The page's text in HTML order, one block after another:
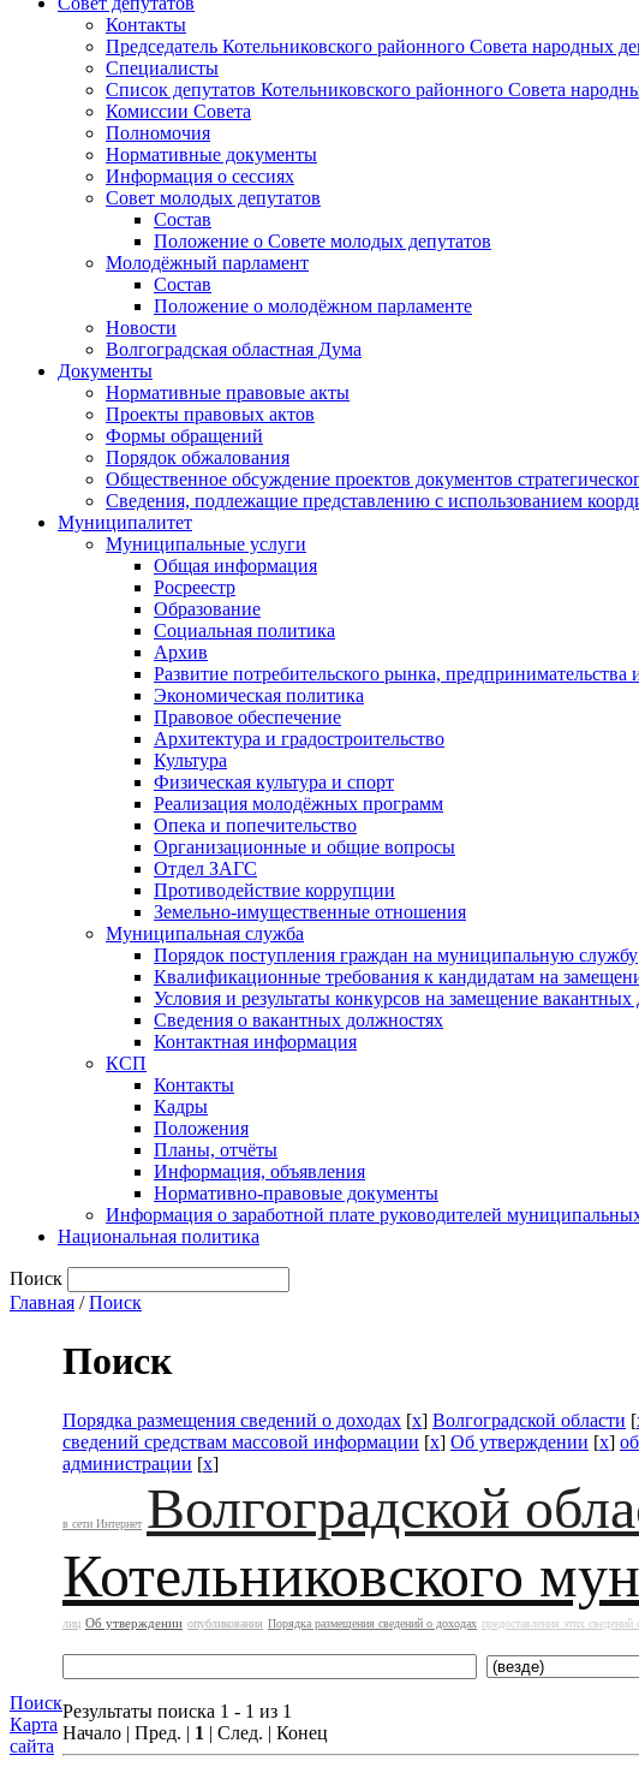
Контакты
Председатель Котельниковского районного Совета народных
Специалисты
Список депутатов Котельниковского районного Совета
Комиссии Совета
Полномочия
Нормативные документы
Информация о сессиях
Совет молодых депутатов
Состав
Положение о Совете молодых депутатов
Молодёжный парламент
Состав
Положение о молодёжном парламенте
Новости
Волгоградская областная Дума
Документы
Нормативные правовые акты
Проекты правовых актов
Формы обращений
Порядок обжалования
Общественное обсуждение проектов документов
Сведения, подлежащие представлению с использованием
Муниципалитет
Муниципальные услуги
Общая информация
Росреестр
Образование
Социальная политика
Архив
Развитие потребительского рынка, предпринимательства
Экономическая политика
Правовое обеспечение
Архитектура и градостроительство
Культура
Физическая культура и спорт
Реализация молодёжных программ
Опека и попечительство
Организационные и общие вопросы
Отдел ЗАГС
Противодействие коррупции
Земельно-имущественные отношения
Муниципальная служба
Порядок поступления граждан на муниципальную службу
Квалификационные требования к кандидатам на
Условия и результаты конкурсов на замещение вакантных
Сведения о вакантных должностях
Контактная информация
КСП
Контакты
Кадры
Положения
Планы, отчёты
Информация, объявления
Нормативно-правовые документы
Информация о заработной плате руководителей
Национальная политика
Поиск
Главная /Поиск
Поиск
Карта
сайта
Поиск
Порядка размещения сведений о доходах [x] Волгоградской области [
сведений средствам массовой информации [x] Об утверждении [x]
администрации [x]
в сети Интернет Волгоградской
Котельниковского
лиц Об утверждении опубликования Порядка размещения сведений о доходах предоставления этих
Результаты поиска 1 - 1 из 1
Начало | Пред. | 1 | След. | Конец